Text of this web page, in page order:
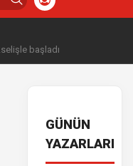
başladı
GÜNÜN
YAZARLARI